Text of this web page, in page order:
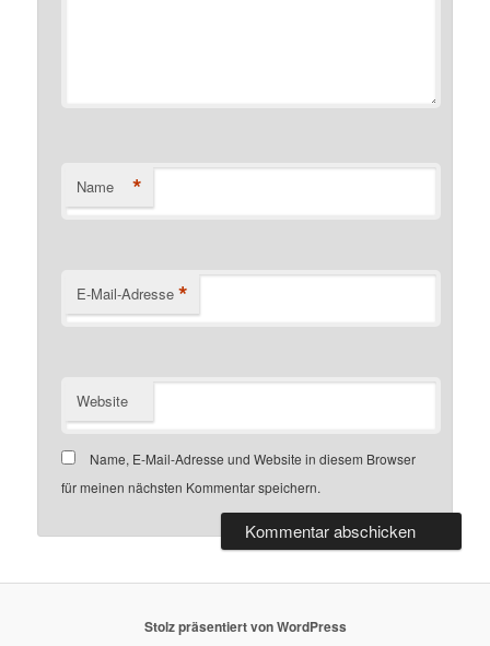
Name *
E-Mail-Adresse *
Website
Name, E-Mail-Adresse und Website in diesem Browser
für meinen nächsten Kommentar speichern.
Stolz präsentiert von WordPress